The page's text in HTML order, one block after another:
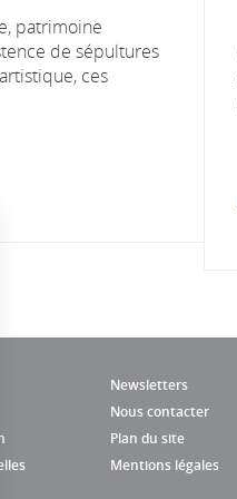
patrimoine
de sépultures
ces
Newsletters
Nous contacter
Plan du site
Mentions légales